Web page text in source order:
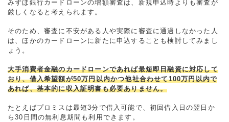
みずほ銀行カードローンの増額審査は、新規申込時よりも審査が
厳しくなると考えられます。
そのため、審査に不安がある人や実際に審査に通過しなかった人
は、ほかのカードローンに新たに申込することも検討してみまし
ょう。
大手消費者金融のカードローンであれば最短即日融資に対応して
おり、借入希望額が50万円以内かつ他社合わせて100万円以内で
あれば、基本的に収入証明書も必要ありません。
たとえばプロミスは最短3分で借入可能で、初回借入日の翌日か
ら30日間の無利息期間も利用できます。